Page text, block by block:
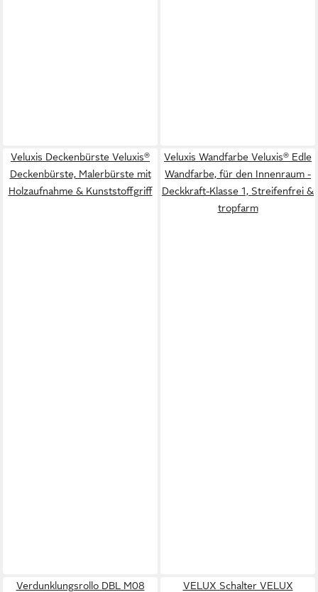
Veluxis Deckenbürste Veluxis®
Deckenbürste, Malerbürste mit
Holzaufnahme & Kunststoffgriff
Veluxis Wandfarbe Veluxis® Edle
Wandfarbe, für den Innenraum -
Deckkraft-Klasse 1, Streifenfrei &
tropfarm
Verdunklungsrollo DBL M08
VELUX Schalter VELUX